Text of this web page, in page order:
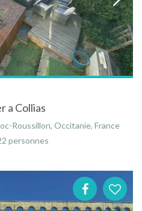
a Collias
Roussillon, Occitanie, France
personnes